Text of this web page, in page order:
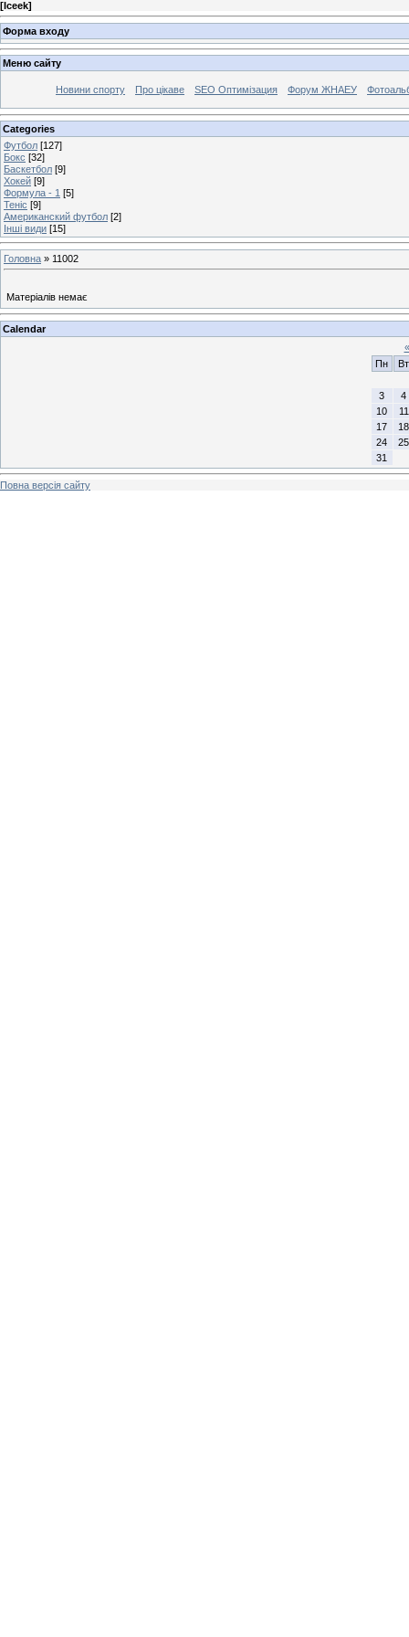
[Iceek]
Форма входу
Меню сайту
Новини спорту Про цікаве SEO Оптимізация Форум ЖНАЕУ
Categories
Футбол [127]
Бокс [32]
Баскетбол [9]
Хокей [9]
Формула - 1 [5]
Теніс [9]
Американский футбол [2]
Інші види [15]
Головна » 11002
Матеріалів немає
Calendar
«
Пн
Вт
3
4
10
11
17
18
24
25
31
Повна версія сайту